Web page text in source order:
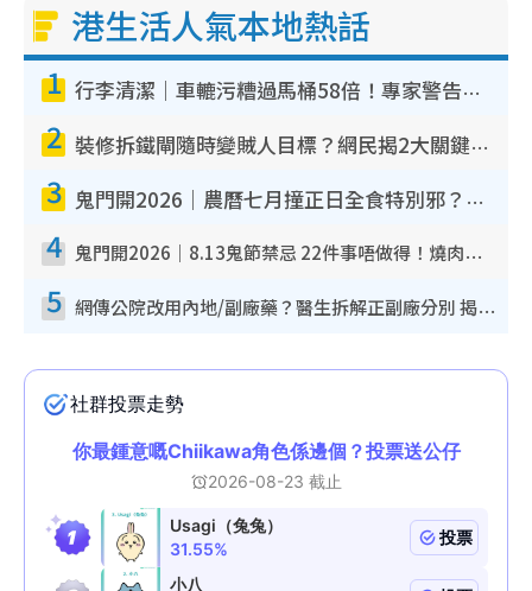
港生活人氣本地熱話
1 行李清潔｜車轆污糟過馬桶58倍！專家警告忌用酒精抹 教1招免污手除菌
2 裝修拆鐵閘隨時變賊人目標？網民揭2大關鍵用途：裝新式等於白裝？附新舊鐵閘分別
3 鬼門開2026｜農曆七月撞正日全食特別邪？專家警告切忌做一事！揭4大禁忌+2招保平安
4 鬼門開2026｜8.13鬼節禁忌 22件事唔做得！燒肉、刺身要少食？半夜勿吹口哨/打呢個電話
5 網傳公院改用內地/副廠藥？醫生拆解正副廠分別 揭4類人換藥隨時出事